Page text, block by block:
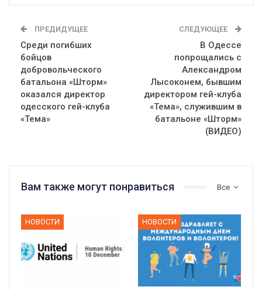
ПРЕДИДУЩЕЕ
Среди погибших
бойцов
добровольческого
батальона «Шторм»
оказался директор
одесского гей-клуба
«Тема»
СЛЕДУЮЩЕЕ
В Одессе
попрощались с
Александром
Лысоконем, бывшим
директором гей-клуба
«Тема», служившим в
батальоне «Шторм»
(ВИДЕО)
Все
Вам также могут понравиться
НОВОСТИ НОВОСТИ